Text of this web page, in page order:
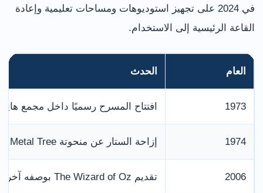
في 2024 على تجهيز استوديوهات ومساحات تعليمية وإعادة
القاعة الرئيسية إلى الاستخدام.
العام الحدث
1973 افتتاح المسرح رسميًا داخل مجمع
1974 إزاحة الستار عن منحوتة Metal Tree قرب المدخل
2006 تقديم The Wizard of Oz بوصفه آخر إنتاج في المرحلة القديمة